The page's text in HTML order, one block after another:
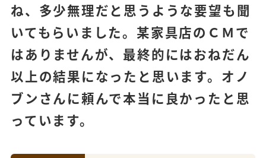
ね、多少無理だと思うような要望も聞
いてもらいました。某家具店のＣＭで
はありませんが、最終的にはおねだん
以上の結果になったと思います。オノ
ブンさんに頼んで本当に良かったと思
っています。